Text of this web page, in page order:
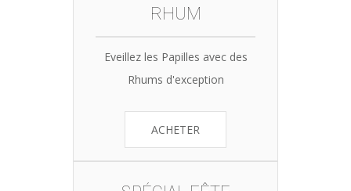
RHUM
Eveillez les Papilles avec des
Rhums d'exception
ACHETER